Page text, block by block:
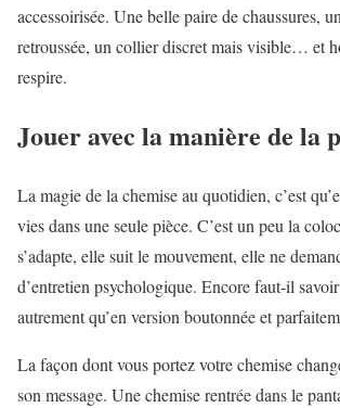
accessoirisée. Une belle paire de chaussures,
retroussée, un collier discret mais visible… et
respire.
Jouer avec la manière de la
La magie de la chemise au quotidien, c’est
vies dans une seule pièce. C’est un peu la
s’adapte, elle suit le mouvement, elle ne
d’entretien psychologique. Encore faut-il
autrement qu’en version boutonnée et
La façon dont vous portez votre chemise
son message. Une chemise rentrée dans le